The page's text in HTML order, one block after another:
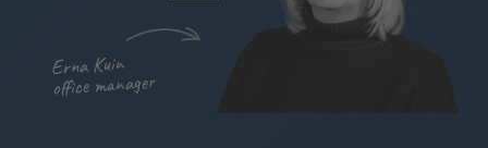
Erna Kuin
office manager